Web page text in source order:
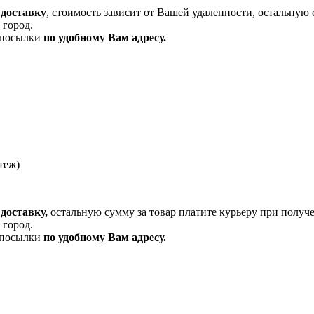
, стоимость зависит от Вашей удаленности,
по удобному Вам адресу.
остальную сумму за товар платите курьеру при
по удобному Вам адресу.